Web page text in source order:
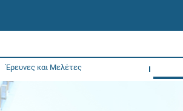
Έρευνες και Μελέτες